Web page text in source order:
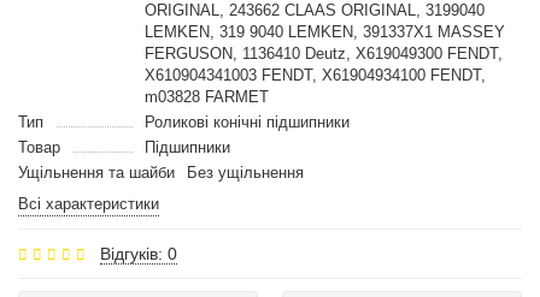
ORIGINAL, 243662 CLAAS ORIGINAL, 3199040
LEMKEN, 319 9040 LEMKEN, 391337X1 MASSEY
FERGUSON, 1136410 Deutz, X619049300 FENDT,
X610904341003 FENDT, X61904934100 FENDT,
m03828 FARMET
Тип
Роликові конічні підшипники
Товар
Підшипники
Ущільнення та шайби
Без ущільнення
Всі характеристики
Відгуків: 0